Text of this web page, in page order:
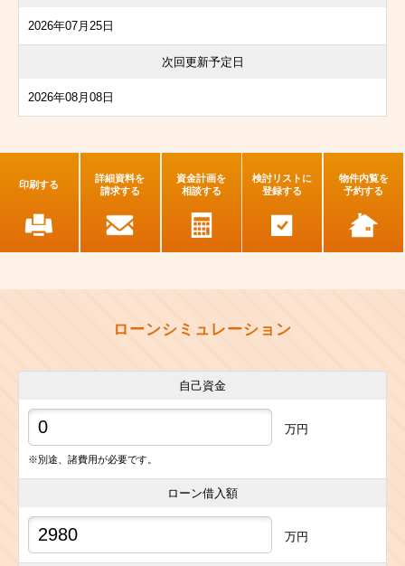
2026年07月25日
次回更新予定日
2026年08月08日
印刷する
詳細資料を
請求する
資金計画を
相談する
検討リストに
登録する
物件内覧を
予約する
ローンシミュレーション
自己資金
万円
※別途、諸費用が必要です。
ローン借入額
万円